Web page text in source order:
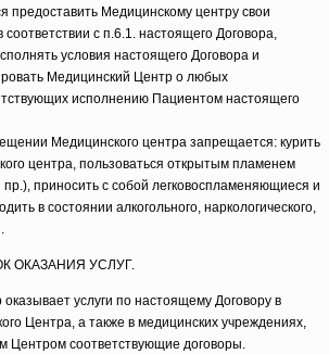
предоставить Медицинскому центру свои
с п.6.1. настоящего Договора,
условия настоящего Договора и
Медицинский Центр о любых
исполнению Пациентом настоящего
Медицинского центра запрещается: курить
центра, пользоваться открытым пламенем
пр.), приносить с собой легковоспламеняющиеся и
в состоянии алкогольного, наркологического,
ОКАЗАНИЯ УСЛУГ.
услуги по настоящему Договору в
Центра, а также в медицинских учреждениях,
Центром соответствующие договоры.